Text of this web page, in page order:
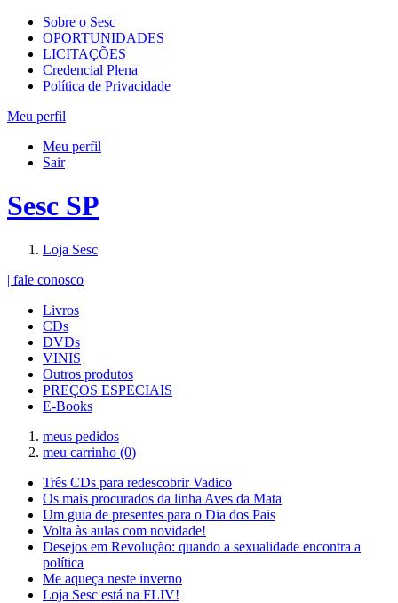
Sobre o Sesc
OPORTUNIDADES
LICITAÇÕES
Credencial Plena
Política de Privacidade
Meu perfil
Meu perfil
Sair
Sesc SP
Loja Sesc
| fale conosco
Livros
CDs
DVDs
VINIS
Outros produtos
PREÇOS ESPECIAIS
E-Books
meus pedidos
meu carrinho (0)
Três CDs para redescobrir Vadico
Os mais procurados da linha Aves da Mata
Um guia de presentes para o Dia dos Pais
Volta às aulas com novidade!
Desejos em Revolução: quando a sexualidade encontra a
política
Me aqueça neste inverno
Loja Sesc está na FLIV!